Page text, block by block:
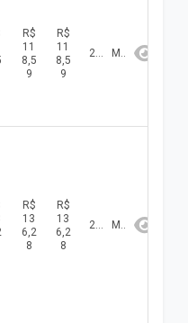
R$
11
8,5
9
R$
11
8,5
9
2026 Maio
R$
13
6,2
8
R$
13
6,2
8
2026 Maio